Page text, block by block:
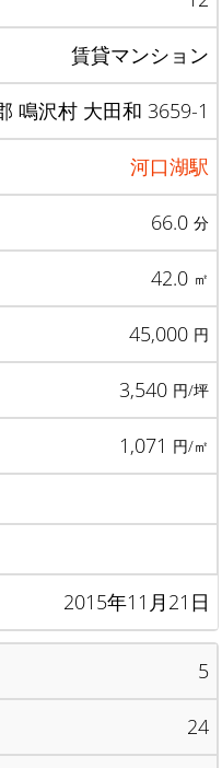
賃貸マンション
鳴沢村 大田和 3659-1
河口湖駅
66.0 分
42.0 ㎡
45,000 円
3,540 円/坪
1,071 円/㎡
2015年11月21日
5
24